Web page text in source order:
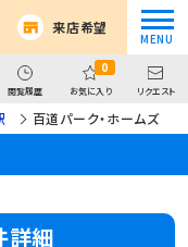
来店希望
閲覧履歴
0
お気に入り リクエスト
百道パーク・ホームズ
詳細